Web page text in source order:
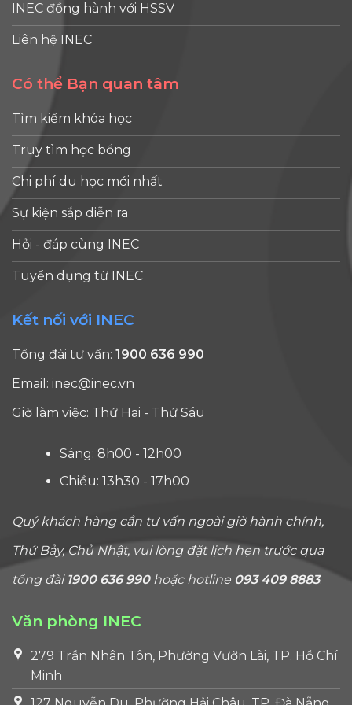
INEC đồng hành với HSSV
Liên hệ INEC
Có thể Bạn quan tâm
Tìm kiếm khóa học
Truy tìm học bổng
Chi phí du học mới nhất
Sự kiện sắp diễn ra
Hỏi - đáp cùng INEC
Tuyển dụng từ INEC
Kết nối với INEC
Tổng đài tư vấn: 1900 636 990
Email: inec@inec.vn
Giờ làm việc: Thứ Hai - Thứ Sáu
Sáng: 8h00 - 12h00
Chiều: 13h30 - 17h00
Quý khách hàng cần tư vấn ngoài giờ hành chính,
Thứ Bảy, Chủ Nhật, vui lòng đặt lịch hẹn trước qua
tổng đài 1900 636 990hoặc hotline 093 409 8883.
Văn phòng INEC
279 Trần Nhân Tôn, Phường Vườn Lài, TP. Hồ Chí
Minh